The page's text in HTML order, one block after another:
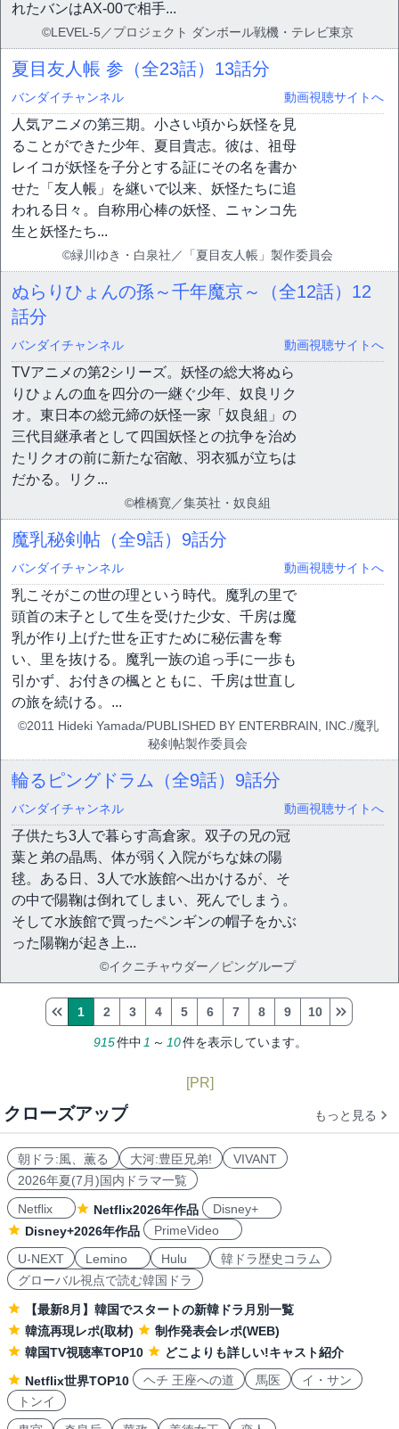
れたバンはAX-00で相手...
©LEVEL-5／プロジェクト ダンボール戦機・テレビ東京
夏目友人帳 参（全23話） 13話分
バンダイチャンネル 動画視聴サイトへ
人気アニメの第三期。小さい頃から妖怪を見
ることができた少年、夏目貴志。彼は、祖母
レイコが妖怪を子分とする証にその名を書か
せた「友人帳」を継いで以来、妖怪たちに追
われる日々。自称用心棒の妖怪、ニャンコ先
生と妖怪たち...
©緑川ゆき・白泉社／「夏目友人帳」製作委員会
ぬらりひょんの孫～千年魔京～（全12話） 12
話分
バンダイチャンネル 動画視聴サイトへ
TVアニメの第2シリーズ。妖怪の総大将ぬら
りひょんの血を四分の一継ぐ少年、奴良リク
オ。東日本の総元締の妖怪一家「奴良組」の
三代目継承者として四国妖怪との抗争を治め
たリクオの前に新たな宿敵、羽衣狐が立ちは
だかる。リク...
©椎橋寛／集英社・奴良組
魔乳秘剣帖（全9話） 9話分
バンダイチャンネル 動画視聴サイトへ
乳こそがこの世の理という時代。魔乳の里で
頭首の末子として生を受けた少女、千房は魔
乳が作り上げた世を正すために秘伝書を奪
い、里を抜ける。魔乳一族の追っ手に一歩も
引かず、お付きの楓とともに、千房は世直し
の旅を続ける。...
©2011 Hideki Yamada/PUBLISHED BY ENTERBRAIN, INC./魔乳
秘剣帖製作委員会
輪るピングドラム（全9話） 9話分
バンダイチャンネル 動画視聴サイトへ
子供たち3人で暮らす高倉家。双子の兄の冠
葉と弟の晶馬、体が弱く入院がちな妹の陽
毬。ある日、3人で水族館へ出かけるが、そ
の中で陽鞠は倒れてしまい、死んでしまう。
そして水族館で買ったペンギンの帽子をかぶ
った陽鞠が起き上...
©イクニチャウダー／ピングループ
915件中 1 ～ 10件を表示しています。
1 2 3 4 5 6 7 8 9 10
[PR]
クローズアップ もっと見る
朝ドラ:風、薫る 大河:豊臣兄弟!
VIVANT
2026年夏(7月)国内ドラマ一覧
Netflix
Netflix2026年作品
Disney+
Disney+2026年作品
PrimeVideo
U-NEXT
Lemino Hulu
韓ドラ歴史コラム
グローバル視点で読む韓国ドラ
【最新8月】韓国でスタートの新韓ドラ月別一覧
韓流再現レポ(取材)
制作発表会レポ(WEB)
韓国TV視聴率TOP10
どこよりも詳しい!キャスト紹介
Netflix世界TOP10
ヘチ 王座への道 馬医
イ・サン
トンイ